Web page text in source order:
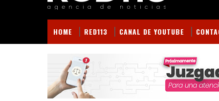
HOME RED113 CANAL DE YOUTUBE